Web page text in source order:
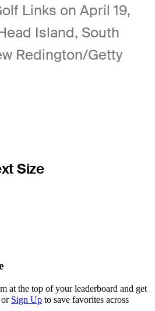
Links on April 19,
Island, South
Redington/Getty
Size
at the top of your leaderboard and get
or Sign Up to save favorites across